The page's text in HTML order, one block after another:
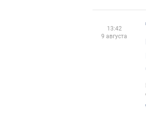
13:42
9 августа